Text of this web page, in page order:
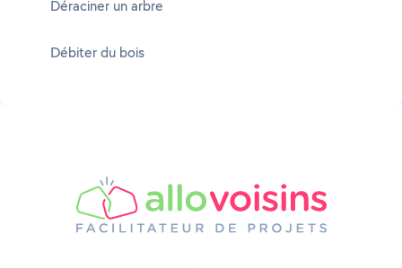
Déraciner un arbre
Débiter du bois